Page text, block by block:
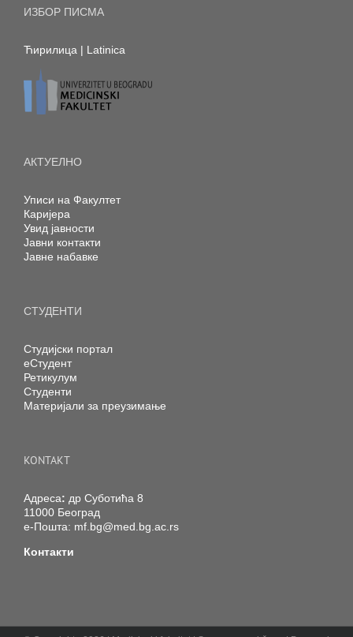
ИЗБОР ПИСМА
Ћирилица | Latinica
АКТУЕЛНО
Уписи на Факултет
Каријера
Увид јавности
Јавни контакти
Јавне набавке
СТУДЕНТИ
Студијски портал
еСтудент
Ретикулум
Студенти
Материјали за преузимање
KONTAKT
Адреса: др Суботића 8
11000 Београд
е-Пошта: mf.bg@med.bg.ac.rs
Контакти